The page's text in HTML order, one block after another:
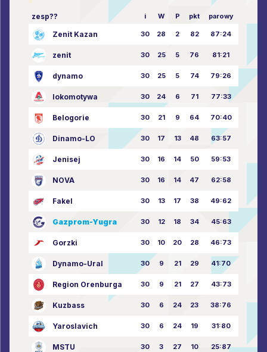
zesp?? i W P pkt parowy
Zenit Kazan 30 28 2 82 87:24
zenit 30 25 5 76 81:21
dynamo 30 25 5 74 79:26
lokomotywa 30 24 6 71 77:33
Belogorie 30 21 9 64 70:40
Dinamo-LO 30 17 13 48 63:57
Jenisej 30 16 14 50 59:53
NOVA 30 16 14 47 62:58
Fakel 30 13 17 38 49:62
Gazprom-Yugra 30 12 18 34 45:63
Gorzki 30 10 20 28 46:73
Dynamo-Ural 30 9 21 29 41:70
Region Orenburga 30 9 21 27 43:73
Kuzbass 30 6 24 23 38:76
Yaroslavich 30 6 24 19 31:80
MSTU 30 3 27 10 25:87